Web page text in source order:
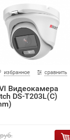
избранное сравнить
Видеокамера
DS-T203L(C)